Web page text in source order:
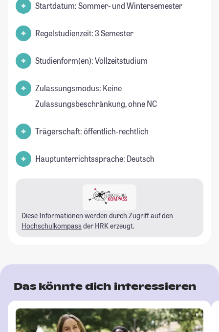
Startdatum: Sommer- und Wintersemester
Regelstudienzeit: 3 Semester
Studienform(en): Vollzeitstudium
Zulassungsmodus: Keine
Zulassungsbeschränkung, ohne NC
Trägerschaft: öffentlich-rechtlich
Hauptunterrichtssprache: Deutsch
Diese Informationen werden durch Zugriff auf den
Hochschulkompass der HRK erzeugt.
Das könnte dich interessieren